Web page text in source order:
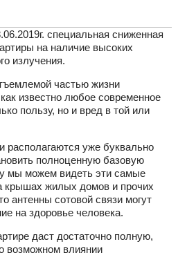
специальная сниженная
на наличие высоких
излучения.
частью жизни
известно любое современное
пользу, но и вред в той или
располагаются уже буквально
полноценную базовую
мы можем видеть эти самые
крышах жилых домов и прочих
антенны сотовой связи могут
на здоровье человека.
даст достаточно полную,
возможном влиянии